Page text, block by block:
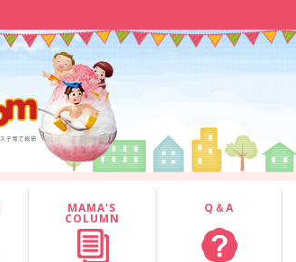
MAMA'S
COLUMN
Q＆A